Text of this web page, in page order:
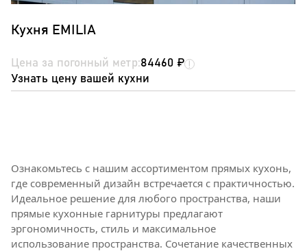
Кухня EMILIA
Цена за погонный метр:84460 ₽
Узнать цену вашей кухни
Ознакомьтесь с нашим ассортиментом прямых кухонь,
где современный дизайн встречается с практичностью.
Идеальное решение для любого пространства, наши
прямые кухонные гарнитуры предлагают
эргономичность, стиль и максимальное
использование пространства. Сочетание качественных